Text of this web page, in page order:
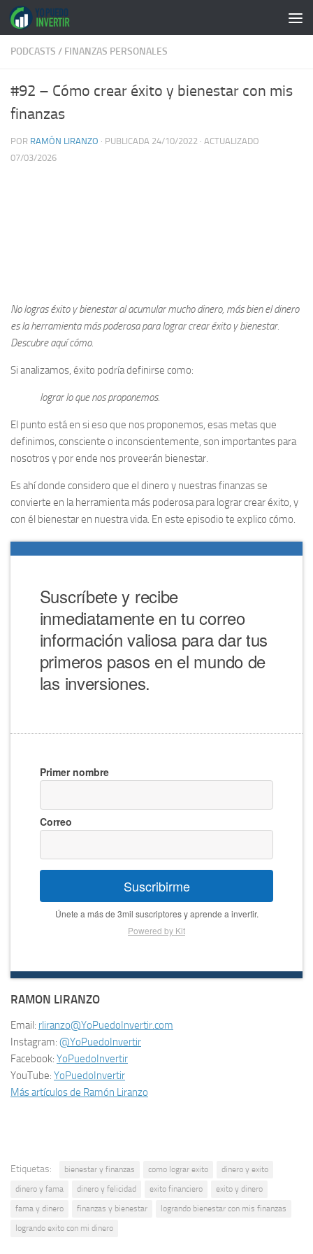
Saltar al contenido
PODCASTS / FINANZAS PERSONALES
#92 – Cómo crear éxito y bienestar con mis
finanzas
POR RAMÓN LIRANZO · PUBLICADA 24/10/2022 · ACTUALIZADO
07/03/2026
No logras éxito y bienestar al acumular mucho dinero, más bien el dinero
es la herramienta más poderosa para lograr crear éxito y bienestar.
Descubre aquí cómo.
Si analizamos, éxito podría definirse como:
lograr lo que nos proponemos.
El punto está en si eso que nos proponemos, esas metas que
definimos, consciente o inconscientemente, son importantes para
nosotros y por ende nos proveerán bienestar.
Es ahí donde considero que el dinero y nuestras finanzas se
convierte en la herramienta más poderosa para lograr crear éxito, y
con él bienestar en nuestra vida. En este episodio te explico cómo.
Suscríbete y recibe
inmediatamente en tu correo
información valiosa para dar tus
primeros pasos en el mundo de
las inversiones.
Primer nombre
Correo
Suscribirme
Únete a más de 3mil suscriptores y aprende a invertir.
Powered by Kit
RAMON LIRANZO
Email: rliranzo@YoPuedoInvertir.com
Instagram: @YoPuedoInvertir
Facebook: YoPuedoInvertir
YouTube: YoPuedoInvertir
Más artículos de Ramón Liranzo
Etiquetas: bienestar y finanzas como lograr exito
dinero y exito
dinero y fama
dinero y felicidad exito financiero
exito y dinero
fama y dinero
finanzas y bienestar
logrando bienestar con mis finanzas
logrando exito con mi dinero